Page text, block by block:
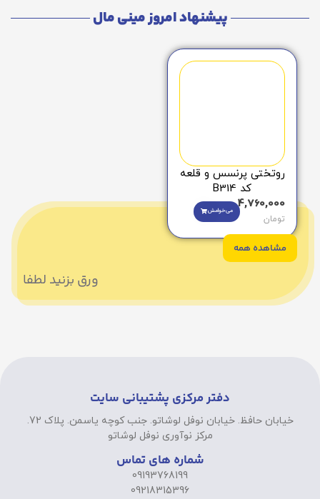
پیشنهاد امروز مینی مال
روتختی پرنسس و قلعه
کد B314
4,760,000
تومان
می‌خوامش
مشاهده همه
ورق بزنید لطفا
دفتر مرکزی پشتیبانی سایت
خیابان حافظ. خیابان نوفل لوشاتو. جنب کوچه یاسمن. پلاک 72.
مرکز نوآوری نوفل لوشاتو
شماره های تماس
09193768199
09218315396